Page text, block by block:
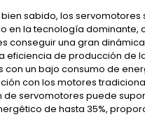
sabido, los servomotores
en la tecnología dominante,
conseguir una gran
eficiencia de producción de
con un bajo consumo de
con los motores
de servomotores puede
de hasta 35%,